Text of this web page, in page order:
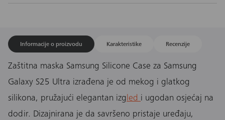
Informacije o proizvodu Karakteristike Recenzije
Zaštitna maska Samsung Silicone Case za Samsung
Galaxy S25 Ultra izrađena je od mekog i glatkog
silikona, pružajući elegantan izgled i ugodan osjećaj na
dodir. Dizajnirana je da savršeno pristaje uređaju,